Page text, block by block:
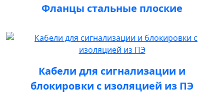
Фланцы стальные плоские
Кабели для сигнализации и
блокировки с изоляцией из ПЭ